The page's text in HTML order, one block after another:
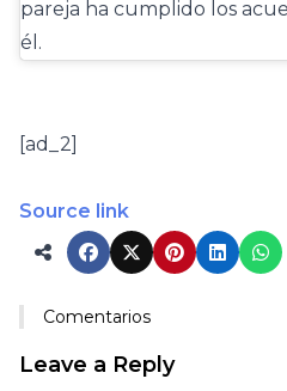
pareja ha cumplido los
él.
[ad_2]
Source link
Comentarios
Leave a Reply